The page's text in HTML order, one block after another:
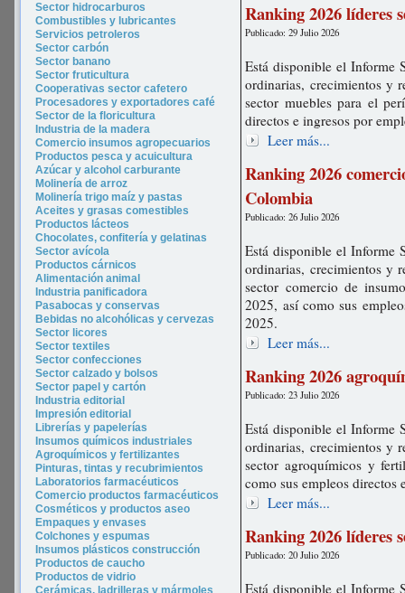
Sector hidrocarburos
Combustibles y lubricantes
Servicios petroleros
Sector carbón
Sector banano
Sector fruticultura
Cooperativas sector cafetero
Procesadores y exportadores café
Sector de la floricultura
Industria de la madera
Comercio insumos agropecuarios
Productos pesca y acuicultura
Azúcar y alcohol carburante
Molinería de arroz
Molinería trigo maíz y pastas
Aceites y grasas comestibles
Productos lácteos
Chocolates, confitería y gelatinas
Sector avícola
Productos cárnicos
Alimentación animal
Industria panificadora
Pasabocas y conservas
Bebidas no alcohólicas y cervezas
Sector licores
Sector textiles
Sector confecciones
Sector calzado y bolsos
Sector papel y cartón
Industria editorial
Impresión editorial
Librerías y papelerías
Insumos químicos industriales
Agroquímicos y fertilizantes
Pinturas, tintas y recubrimientos
Laboratorios farmacéuticos
Comercio productos farmacéuticos
Cosméticos y productos aseo
Empaques y envases
Colchones y espumas
Insumos plásticos construcción
Productos de caucho
Productos de vidrio
Cerámicas, ladrilleras y mármoles
Ranking 2026 líderes
Publicado: 29 Julio 2026
Está disponible el Informe
ordinarias, crecimientos y
sector muebles para el
directos e ingresos por
Leer más...
Ranking 2026
Colombia
Publicado: 26 Julio 2026
Está disponible el Informe
ordinarias, crecimientos y
sector comercio de
2025, así como sus
2025.
Leer más...
Ranking 2026
Publicado: 23 Julio 2026
Está disponible el Informe
ordinarias, crecimientos y
sector agroquímicos y
como sus empleos directos
Leer más...
Ranking 2026 líderes
Publicado: 20 Julio 2026
Está disponible el Informe